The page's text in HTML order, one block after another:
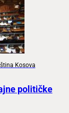
Kosova
političke